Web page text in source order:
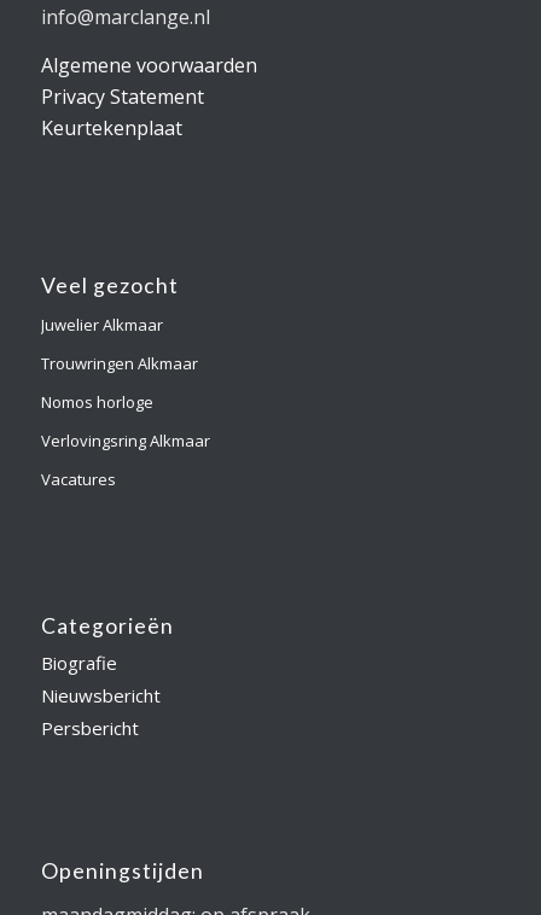
info@marclange.nl
Algemene voorwaarden
Privacy Statement
Keurtekenplaat
Veel gezocht
Juwelier Alkmaar
Trouwringen Alkmaar
Nomos horloge
Verlovingsring Alkmaar
Vacatures
Categorieën
Biografie
Nieuwsbericht
Persbericht
Openingstijden